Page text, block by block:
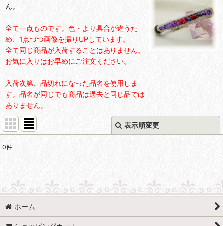
ん。
全て一点ものです。色・より具合が違うた
め、1点づつ画像を撮りUPしています。
全て同じ商品が入荷することはありません。
お気に入りはお早めにご注文ください。
入荷次第、品切れになった品名を使用しま
す。品名が同じでも商品は過去と同じ品では
ありません。
表示順変更
並び順
0件
ホーム